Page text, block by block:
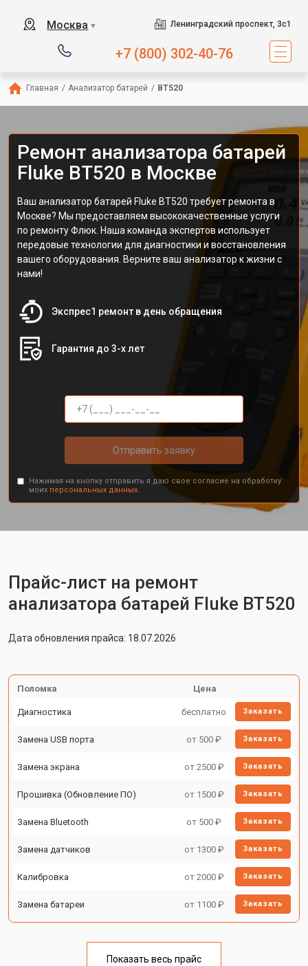
Москва ▼ Ленинградский проспект, 3с1
+7 (800) 302-40-76
Главная / Анализатор батарей / BT520
Ремонт анализатора батарей
Fluke BT520 в Москве
Ваш анализатор батарей Fluke BT520 требует ремонта в
Москве? Мы предоставляем высококачественные услуги
по ремонту Флюк. Наша команда экспертов использует
передовые технологии для диагностики и восстановления
вашего оборудования. Верните ваш анализатор к жизни с
нами!
Экспрес1 ремонт в день обращения
Гарантия до 3-х лет
Отправить заявку
Нажимая на кнопку отправить я даю свое согласие на обработку
моих персональных данных.
Прайс-лист на ремонт
анализатора батарей Fluke BT520
Дата обновления прайса: 18.07.2026
Поломка Цена
Диагностика бесплатно Заказать
Замена USB порта от 500 ₽ Заказать
Замена экрана от 2500 ₽ Заказать
Прошивка (Обновление ПО) от 1500 ₽ Заказать
Замена Bluetooth от 500 ₽ Заказать
Замена датчиков от 1300 ₽ Заказать
Калибровка от 2000 ₽ Заказать
Замена батареи от 1100 ₽ Заказать
Показать весь прайс